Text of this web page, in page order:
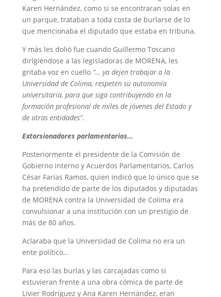
Karen Hernández, como si se encontraran solas en
un parque, trataban a toda costa de burlarse de lo
que mencionaba el diputado que estaba en tribuna.
Y más les dolió fue cuando Guillermo Toscano
dirigiéndose a las legisladoras de MORENA, les
gritaba voz en cuello “… ya dejen trabajar a la
Universidad de Colima, respeten su autonomía
universitaria, para que siga contribuyendo en la
formación profesional de miles de jóvenes del Estado y
de otras entidades”.
Extorsionadores parlamentarios…
Posteriormente el presidente de la Comisión de
Gobierno interno y Acuerdos Parlamentarios, Carlos
César Farías Ramos, quien indicó que lo único que se
ha pretendido de parte de los diputados y diputadas
de MORENA contra la Universidad de Colima era
convulsionar a una institución con un prestigio de
más de 80 años.
Aclaraba que la Universidad de Colima no era un
ente político…
Para eso las burlas y las carcajadas como si
estuvieran frente a una obra cómica de parte de
Livier Rodríguez y Ana Karen Hernández, eran